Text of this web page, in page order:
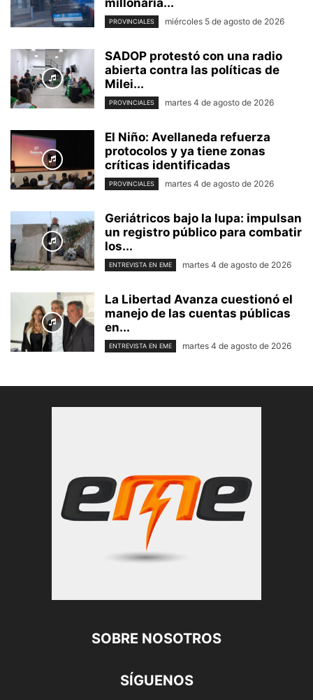
PROVINCIALES miércoles 5 de agosto de 2026
SADOP protestó con una radio
abierta contra las políticas de
Milei...
PROVINCIALES martes 4 de agosto de 2026
El Niño: Avellaneda refuerza
protocolos y ya tiene zonas
críticas identificadas
PROVINCIALES martes 4 de agosto de 2026
Geriátricos bajo la lupa: impulsan
un registro público para combatir
los...
ENTREVISTA EN EME martes 4 de agosto de 2026
La Libertad Avanza cuestionó el
manejo de las cuentas públicas
en...
ENTREVISTA EN EME martes 4 de agosto de 2026
SOBRE NOSOTROS
SÍGUENOS